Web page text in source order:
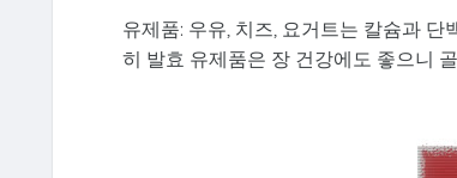
유제품: 우유, 치즈, 요거트는 칼슘과
히 발효 유제품은 장 건강에도 좋으니